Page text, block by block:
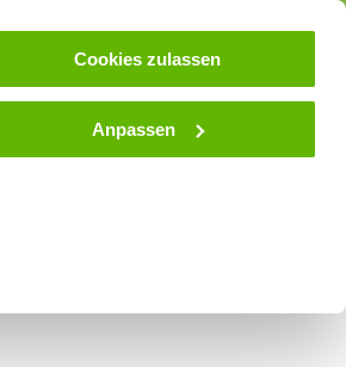
Cookies zulassen
Anpassen
Zaunlexikon SALE